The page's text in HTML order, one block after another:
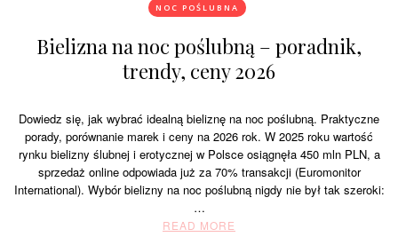
NOC POŚLUBNA
Bielizna na noc poślubną – poradnik,
trendy, ceny 2026
Dowiedz się, jak wybrać idealną bieliznę na noc poślubną. Praktyczne
porady, porównanie marek i ceny na 2026 rok. W 2025 roku wartość
rynku bielizny ślubnej i erotycznej w Polsce osiągnęła 450 mln PLN, a
sprzedaż online odpowiada już za 70% transakcji (Euromonitor
International). Wybór bielizny na noc poślubną nigdy nie był tak szeroki:
…
READ MORE